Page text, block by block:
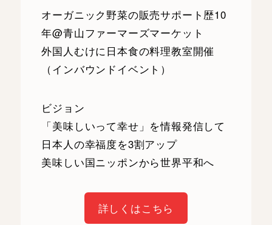
オーガニック野菜の販売サポート歴10
年@青山ファーマーズマーケット
外国人むけに日本食の料理教室開催
（インバウンドイベント）
ビジョン
「美味しいって幸せ」を情報発信して
日本人の幸福度を3割アップ
美味しい国ニッポンから世界平和へ
詳しくはこちら